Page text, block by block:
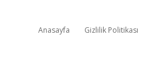
Anasayfa Gizlilik Politikası